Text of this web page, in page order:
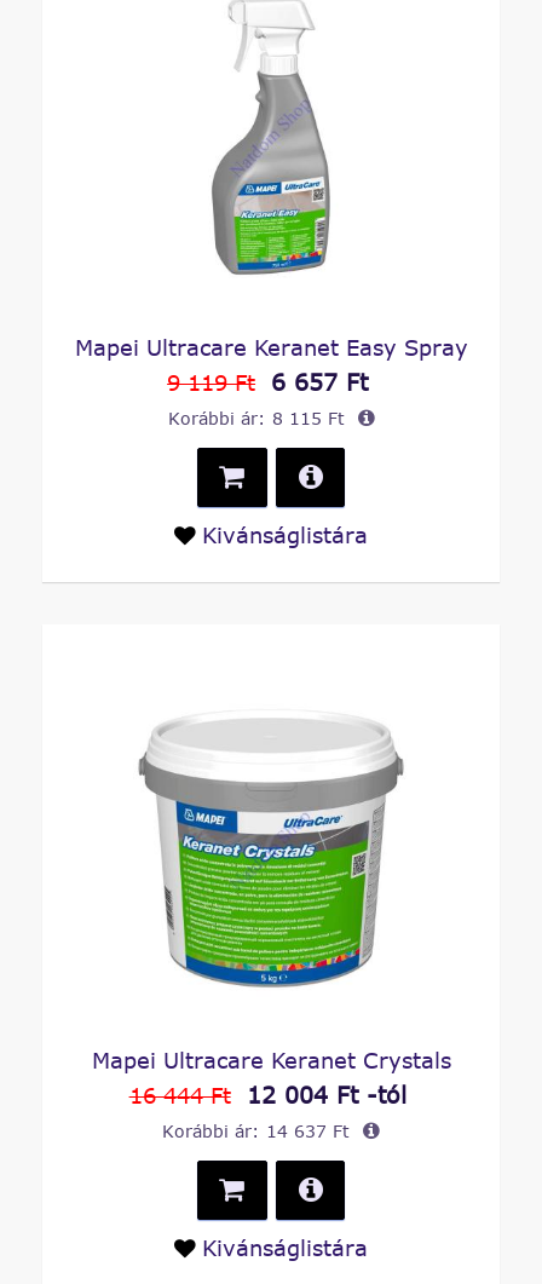
Mapei Ultracare Keranet Easy Spray
9 119 Ft
6 657 Ft
Korábbi ár: 8 115 Ft
Kivánságlistára
Mapei Ultracare Keranet Crystals
16 444 Ft
12 004 Ft -tól
Korábbi ár: 14 637 Ft
Kivánságlistára